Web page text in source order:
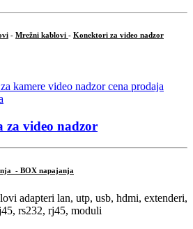
- Mrežni kablovi - Konektori za video nadzor
za video nadzor
- BOX napajanja